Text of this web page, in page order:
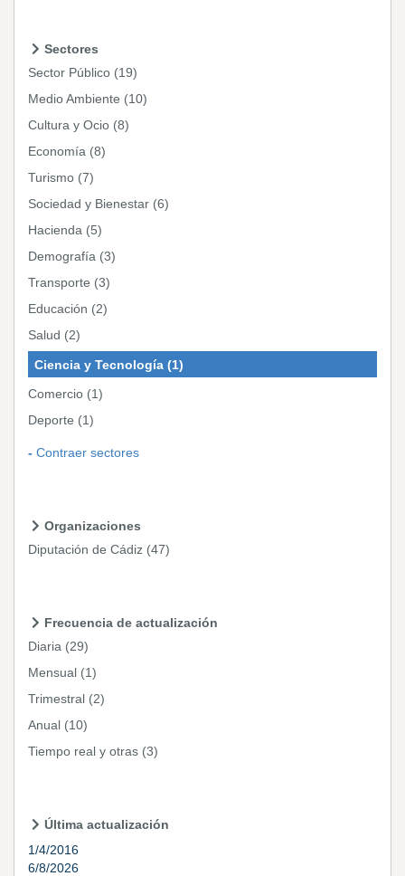
Sectores
Sector Público (19)
Medio Ambiente (10)
Cultura y Ocio (8)
Economía (8)
Turismo (7)
Sociedad y Bienestar (6)
Hacienda (5)
Demografía (3)
Transporte (3)
Educación (2)
Salud (2)
Ciencia y Tecnología (1)
Comercio (1)
Deporte (1)
Contraer sectores
Organizaciones
Diputación de Cádiz (47)
Frecuencia de actualización
Diaria (29)
Mensual (1)
Trimestral (2)
Anual (10)
Tiempo real y otras (3)
Última actualización
1/4/2016
6/8/2026